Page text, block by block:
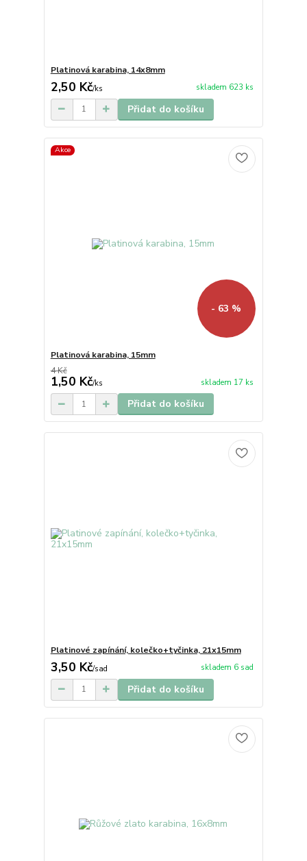
Platinová karabina, 14x8mm
2,50 Kč/ks skladem 623 ks
Přidat do košíku
Akce
- 63 %
Platinová karabina, 15mm
4 Kč
1,50 Kč/ks skladem 17 ks
Přidat do košíku
Platinové zapínání, kolečko+tyčinka, 21x15mm
3,50 Kč/sad skladem 6 sad
Přidat do košíku